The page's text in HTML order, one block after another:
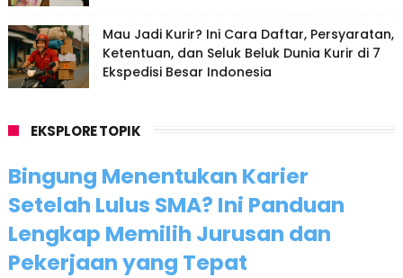
Mau Jadi Kurir? Ini Cara Daftar, Persyaratan,
Ketentuan, dan Seluk Beluk Dunia Kurir di 7
Ekspedisi Besar Indonesia
EKSPLORE TOPIK
Bingung Menentukan Karier
Setelah Lulus SMA? Ini Panduan
Lengkap Memilih Jurusan dan
Pekerjaan yang Tepat